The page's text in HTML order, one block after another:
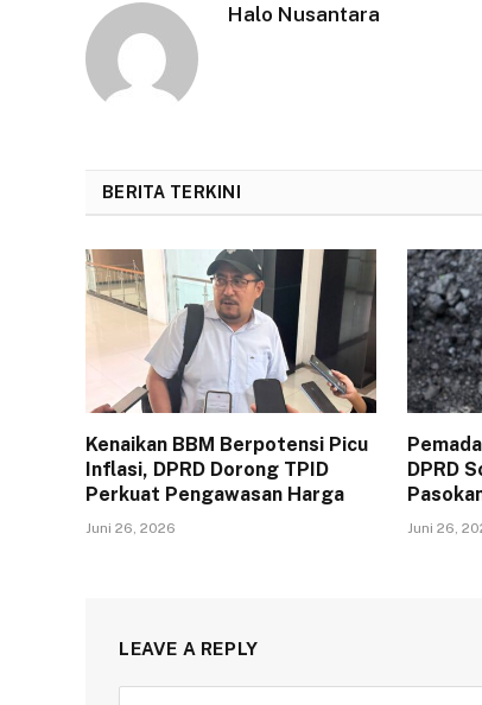
Halo Nusantara
BERITA TERKINI
Kenaikan BBM Berpotensi Picu
Inflasi, DPRD Dorong TPID
Perkuat Pengawasan Harga
Juni 26, 2026
DPRD
Juni 26,
LEAVE A REPLY